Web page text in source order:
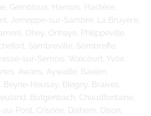
Gembloux, Hamois, Hastière,
Jemeppe-sur-Sambre, La Bruyère,
Ohey, Onhaye, Philippeville,
Sambreville, Sombreffe,
sur-Semois, Walcourt, Yvoir,
Awans, Aywaille, Baelen,
Beyne-Heusay, Blegny, Braives,
Butgenbach, Chaudfontaine,
Pont, Crisnée, Dalhem, Dison,